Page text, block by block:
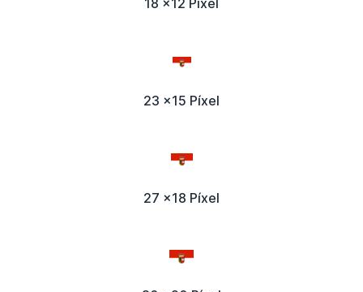
18 x12 Píxel
23 x15 Píxel
27 x18 Píxel